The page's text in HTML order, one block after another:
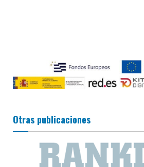
Otras publicaciones